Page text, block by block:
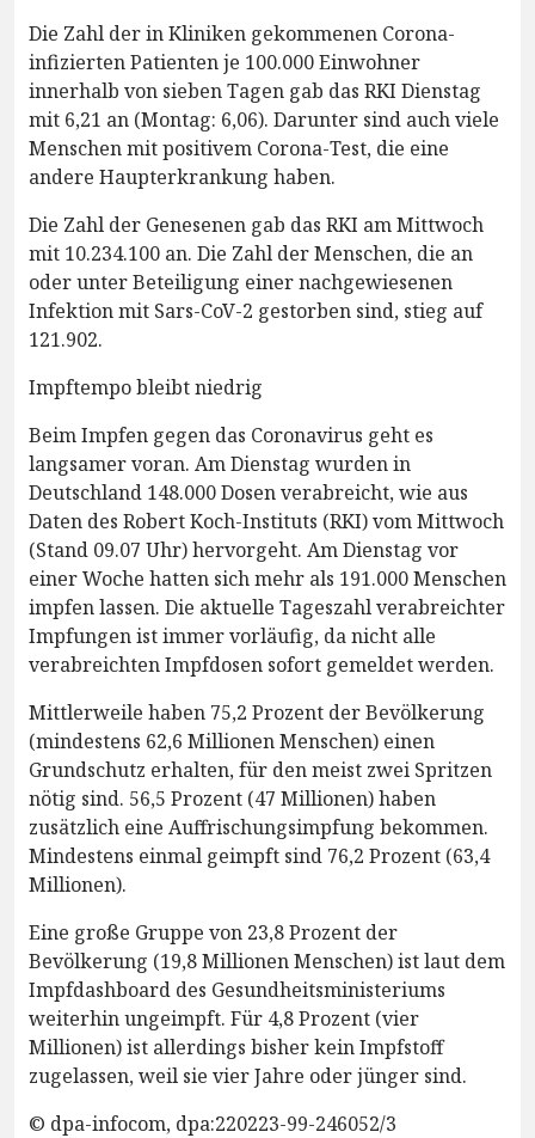
Die Zahl der in Kliniken gekommenen Corona-
infizierten Patienten je 100.000 Einwohner
innerhalb von sieben Tagen gab das RKI Dienstag
mit 6,21 an (Montag: 6,06). Darunter sind auch viele
Menschen mit positivem Corona-Test, die eine
andere Haupterkrankung haben.
Die Zahl der Genesenen gab das RKI am Mittwoch
mit 10.234.100 an. Die Zahl der Menschen, die an
oder unter Beteiligung einer nachgewiesenen
Infektion mit Sars-CoV-2 gestorben sind, stieg auf
121.902.
Impftempo bleibt niedrig
Beim Impfen gegen das Coronavirus geht es
langsamer voran. Am Dienstag wurden in
Deutschland 148.000 Dosen verabreicht, wie aus
Daten des Robert Koch-Instituts (RKI) vom Mittwoch
(Stand 09.07 Uhr) hervorgeht. Am Dienstag vor
einer Woche hatten sich mehr als 191.000 Menschen
impfen lassen. Die aktuelle Tageszahl verabreichter
Impfungen ist immer vorläufig, da nicht alle
verabreichten Impfdosen sofort gemeldet werden.
Mittlerweile haben 75,2 Prozent der Bevölkerung
(mindestens 62,6 Millionen Menschen) einen
Grundschutz erhalten, für den meist zwei Spritzen
nötig sind. 56,5 Prozent (47 Millionen) haben
zusätzlich eine Auffrischungsimpfung bekommen.
Mindestens einmal geimpft sind 76,2 Prozent (63,4
Millionen).
Eine große Gruppe von 23,8 Prozent der
Bevölkerung (19,8 Millionen Menschen) ist laut dem
Impfdashboard des Gesundheitsministeriums
weiterhin ungeimpft. Für 4,8 Prozent (vier
Millionen) ist allerdings bisher kein Impfstoff
zugelassen, weil sie vier Jahre oder jünger sind.
© dpa-infocom, dpa:220223-99-246052/3